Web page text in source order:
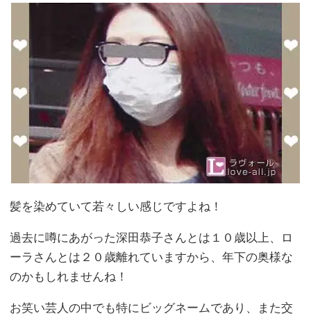
髪を染めていて若々しい感じですよね！
過去に噂にあがった深田恭子さんとは１０歳以上、ロ
ーラさんとは２０歳離れていますから、年下の奥様な
のかもしれませんね！
お笑い芸人の中でも特にビッグネームであり、また交